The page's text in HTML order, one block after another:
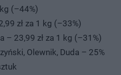
(–44%)
zł za 1 kg (–33%)
– 23,99 zł za 1 kg (–31%)
Olewnik, Duda – 25%